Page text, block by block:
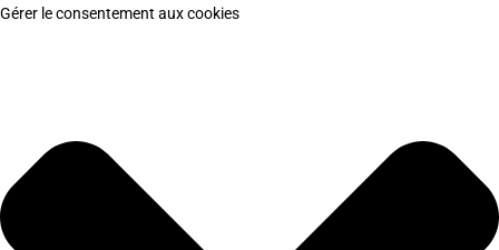
Gérer le consentement aux cookies